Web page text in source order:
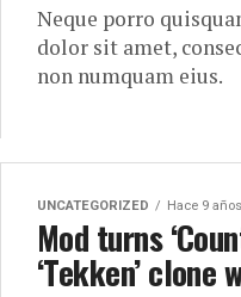
Neque porro
dolor sit amet,
non numquam eius.
UNCATEGORIZED Hace 9 años
Mod turns
‘Tekken’